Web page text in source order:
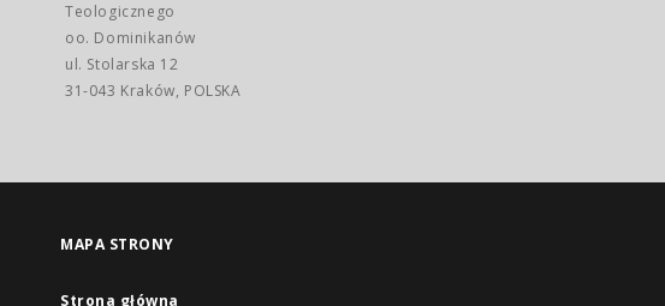
Teologicznego
oo. Dominikanów
ul. Stolarska 12
31-043 Kraków, POLSKA
MAPA STRONY
Strona główna